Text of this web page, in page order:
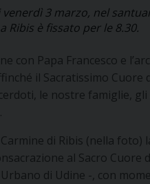
3 marzo, nel
Ribis è fissato per le 8.30.
con Papa Francesco e
il Sacratissimo Cuore
le nostre famiglie,
di Ribis (nella
al Sacro Cuore
di Udine -, con